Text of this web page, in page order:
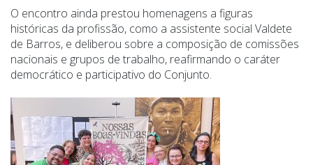
O encontro ainda prestou homenagens a figuras
históricas da profissão, como a assistente social Valdete
de Barros, e deliberou sobre a composição de comissões
nacionais e grupos de trabalho, reafirmando o caráter
democrático e participativo do Conjunto.